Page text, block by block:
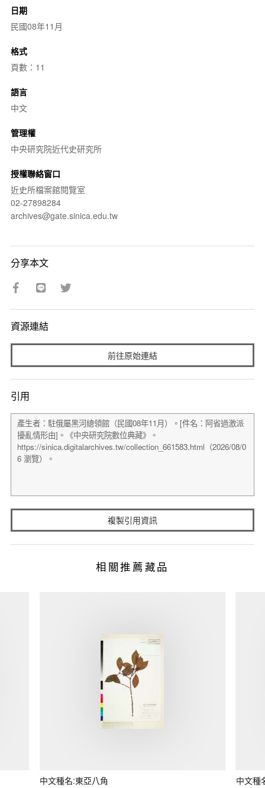
日期
民國08年11月
格式
頁數：11
語言
中文
管理權
中央研究院近代史研究所
授權聯絡窗口
近史所檔案館閱覽室
02-27898284
archives@gate.sinica.edu.tw
分享本文
資源連結
前往原始連結
引用
複製引用資訊
相關推薦藏品
中文種名:東亞八角 中文種